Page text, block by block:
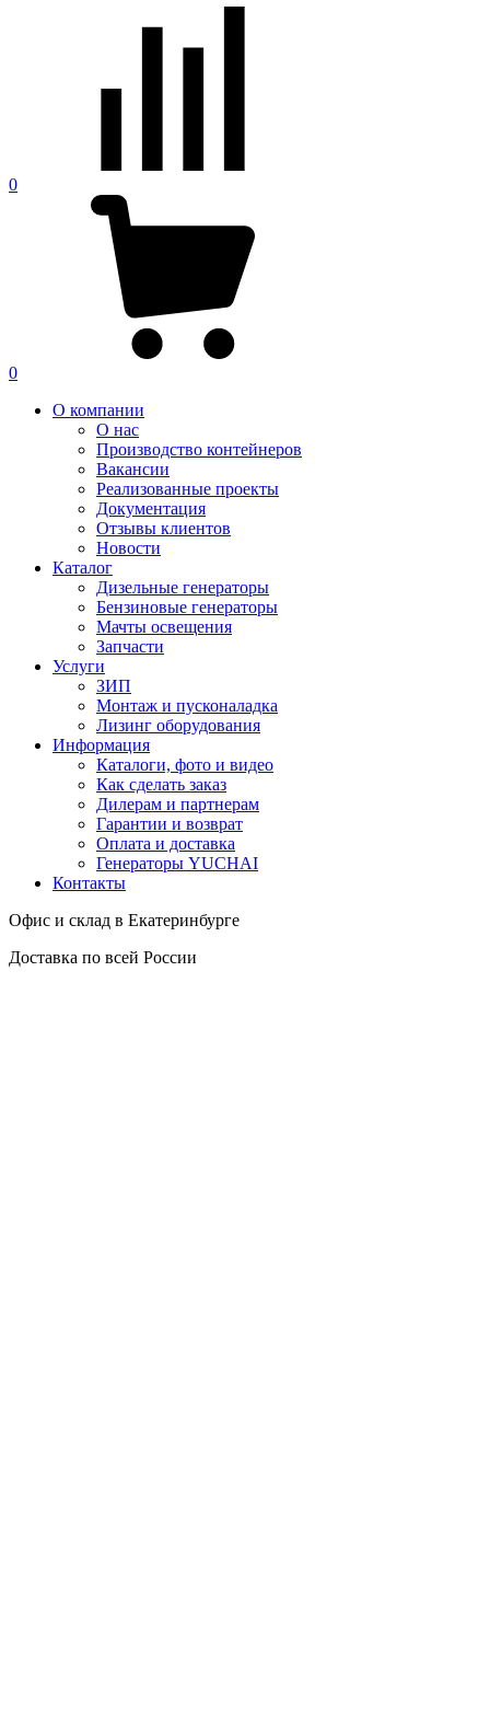
0
0
О компании
О нас
Производство контейнеров
Вакансии
Реализованные проекты
Документация
Отзывы клиентов
Новости
Каталог
Дизельные генераторы
Бензиновые генераторы
Мачты освещения
Запчасти
Услуги
ЗИП
Монтаж и пусконаладка
Лизинг оборудования
Информация
Каталоги, фото и видео
Как сделать заказ
Дилерам и партнерам
Гарантии и возврат
Оплата и доставка
Генераторы YUCHAI
Контакты
Офис и склад в Екатеринбурге
Доставка по всей России